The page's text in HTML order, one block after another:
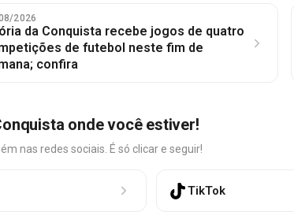
2026
da Conquista recebe jogos de quatro
de futebol neste fim de
confira
onde você estiver!
nas redes sociais. É só clicar e seguir!
TikTok